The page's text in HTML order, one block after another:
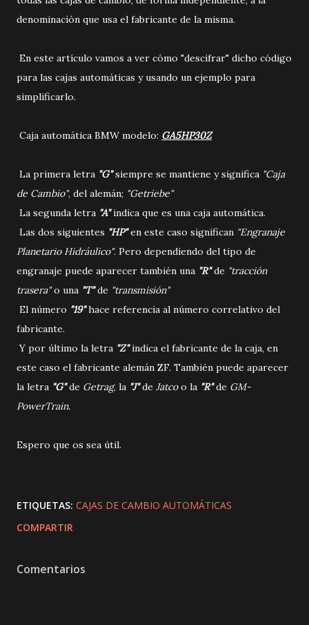
denominación que usa el fabricante de la misma.
En este artículo vamos a ver cómo "descifrar" dicho código
para las cajas automáticas y usando un ejemplo para
simplificarlo.
Caja automática BMW modelo: GA5HP30Z
La primera letra "G"siempre se mantiene y significa "Caja
de Cambio", del alemán; "Getriebe"
La segunda letra "A"indica que es una caja automática.
Las dos siguientes "HP"en este caso significan "Engranaje
Planetario Hidráulico". Pero dependiendo del tipo de
engranaje puede aparecer también una "R"de "tracción
trasera"o una "T"de "transmisión"
El número "19"hace referencia al número correlativo del
fabricante.
Y por último la letra "Z"indica el fabricante de la caja, en
este caso el fabricante alemán ZF. También puede aparecer
la letra "G"de Getrag, la "J"de Jatcoo la "R"de GM-
PowerTrain.
Espero que os sea útil.
ETIQUETAS: CAJAS DE CAMBIO AUTOMÁTICAS
COMPARTIR
Comentarios